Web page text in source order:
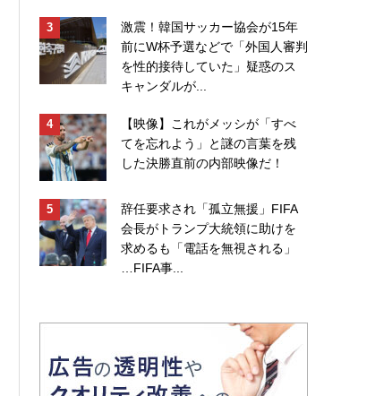
激震！韓国サッカー協会が15年
前にW杯予選などで「外国人審判
を性的接待していた」疑惑のス
キャンダルが...
【映像】これがメッシが「すべ
てを忘れよう」と謎の言葉を残
した決勝直前の内部映像だ！
辞任要求され「孤立無援」FIFA
会長がトランプ大統領に助けを
求めるも「電話を無視される」
…FIFA事...